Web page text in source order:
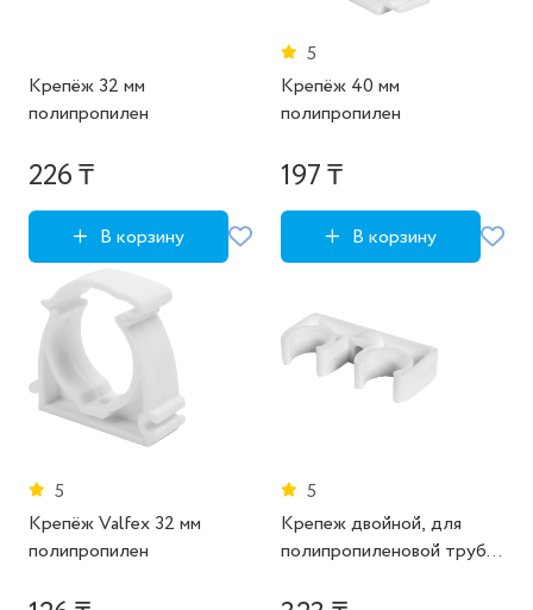
Крепёж 32 мм
полипропилен
226 ₸
В корзину
5
Крепёж 40 мм
полипропилен
197 ₸
В корзину
5
Крепёж Valfex 32 мм
полипропилен
5
Крепеж двойной, для
полипропиленовой трубы,